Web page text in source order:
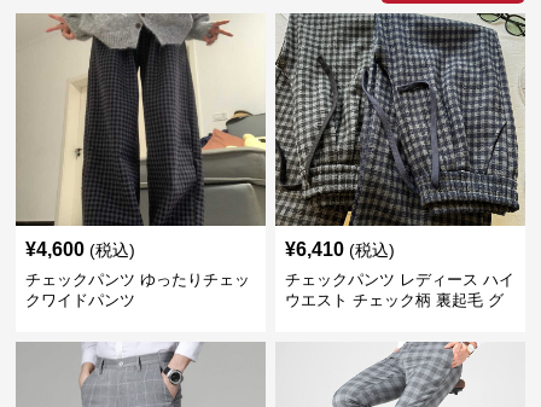
¥4,600 (税込)
チェックパンツ ゆったりチェッ
クワイドパンツ
¥6,410 (税込)
チェックパンツ レディース ハイ
ウエスト チェック柄 裏起毛 グ